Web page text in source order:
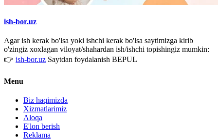
ish-bor.uz
Agar ish kerak bo'lsa yoki ishchi kerak bo'lsa saytimizga kirib
o'zingiz xoxlagan viloyat/shahardan ish/ishchi topishingiz mumkin:
👉 ish-bor.uz Saytdan foydalanish BEPUL
Menu
Biz haqimizda
Xizmatlarimiz
Aloqa
E'lon berish
Reklama